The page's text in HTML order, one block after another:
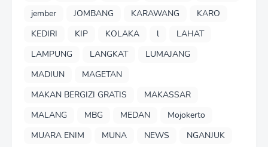
jember
JOMBANG KARAWANG
KARO
KEDIRI
KIP KOLAKA l
LAHAT
LAMPUNG
LANGKAT
LUMAJANG
MADIUN
MAGETAN
MAKAN BERGIZI GRATIS
MAKASSAR
MALANG
MBG MEDAN
Mojokerto
MUARA ENIM
MUNA NEWS
NGANJUK